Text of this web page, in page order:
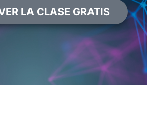
LA CLASE GRATIS